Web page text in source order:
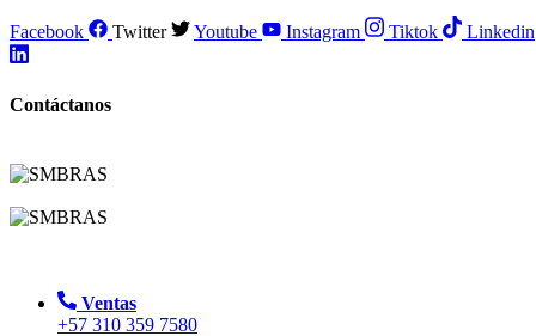
Facebook Twitter Youtube Instagram Tiktok Linkedin
Contáctanos
Ventas
+57 310 359 7580